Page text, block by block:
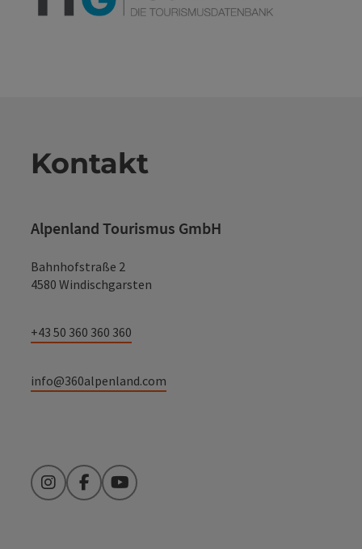
Kontakt
Alpenland Tourismus GmbH
Bahnhofstraße 2
4580 Windischgarsten
+43 50 360 360 360
info@360alpenland.com
InstagramFacebookYouTube